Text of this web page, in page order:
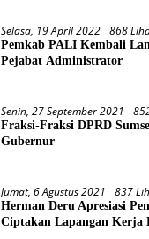
Selasa, 19 April 2022 868
Pemkab PALI Kembali
Pejabat Administrator
Senin, 27 September 2021
Fraksi-Fraksi DPRD
Gubernur
Jumat, 6 Agustus 2021 837
Herman Deru Apresiasi
Ciptakan Lapangan Kerja